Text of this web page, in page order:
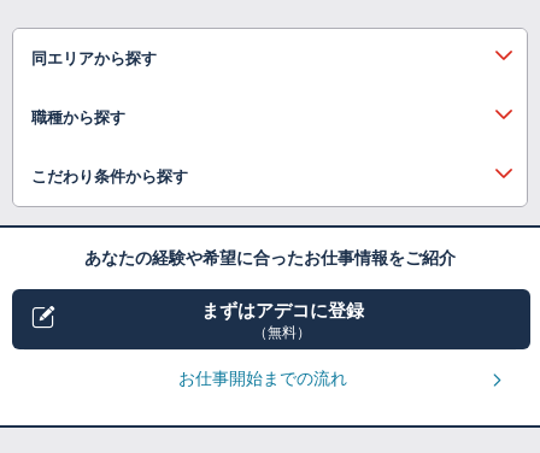
同エリアから探す
職種から探す
こだわり条件から探す
あなたの経験や希望に合ったお仕事情報をご紹介
まずはアデコに登録
（無料）
お仕事開始までの流れ